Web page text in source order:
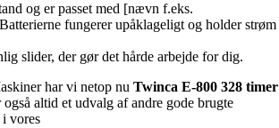
og er passet med [nævn f.eks.
fungerer upåklageligt og holder strøm
slider, der gør det hårde arbejde for dig.
har vi netop nu Twinca E-800 328 timer
altid et udvalg af andre gode brugte
i vores